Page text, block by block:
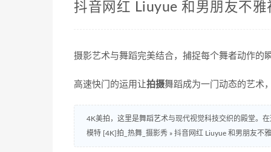
抖音网红 Liuyue 和男朋友不雅
摄影艺术与舞蹈完美结合，捕捉每个舞者动作的
高速快门的运用让拍摄舞蹈成为一门动态的艺术
4K美拍，这里是舞蹈艺术与现代视觉科技交织的殿堂。
模特 [4K]拍_热舞_摄影秀 » 抖音网红 Liuyue 和男朋友不